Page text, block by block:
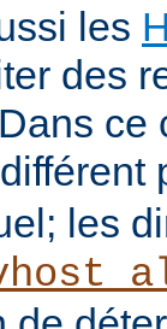
les
des
ce
différent
les